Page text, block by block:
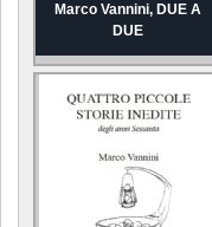
Marco Vannini, DUE A
DUE